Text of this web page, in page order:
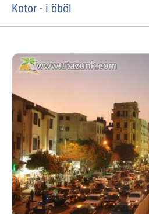
Kotor - i öböl